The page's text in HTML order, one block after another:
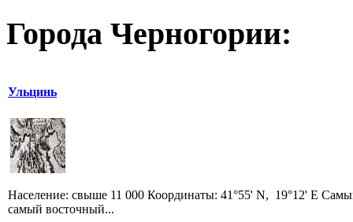
Города Черногории:
Ульцинь
Население: свыше 11 000 Координаты: 41°55' N, 19°12' E
самый восточный...